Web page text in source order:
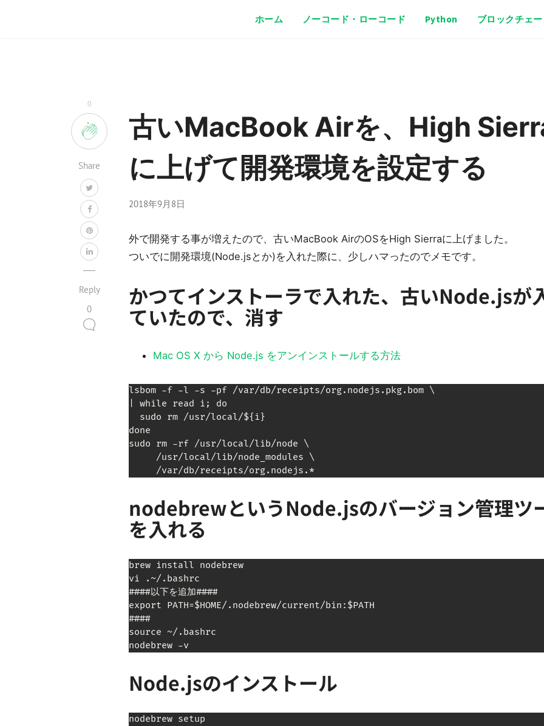
ホーム ノーコード・ローコード Python ブロックチェ
0
Share
Reply
0
古いMacBook Airを、High
に上げて開発環境を設定する
2018年9月8日
外で開発する事が増えたので、古いMacBook AirのOSをHigh Sierraに上げました。
ついでに開発環境(Node.jsとか)を入れた際に、少しハマったのでメモです。
かつてインストーラで入れた、古いNode.jsが
ていたので、消す
Mac OS X から Node.js をアンインストールする方法
lsbom -f -l -s -pf /var/db/receipts/org.nodejs.pkg.bom \
| while read i; do
  sudo rm /usr/local/${i}
done
sudo rm -rf /usr/local/lib/node \
     /usr/local/lib/node_modules \
     /var/db/receipts/org.nodejs.*
nodebrewというNode.jsのバージョン管理ツ
を入れる
brew install nodebrew
vi .~/.bashrc
####以下を追加####
export PATH=$HOME/.nodebrew/current/bin:$PATH
####
source ~/.bashrc
nodebrew -v
Node.jsのインストール
nodebrew setup